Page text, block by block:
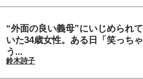
“外面の良い義母”にいじめられて
いた34歳女性。ある日「笑っちゃ
う...
鈴木詩子